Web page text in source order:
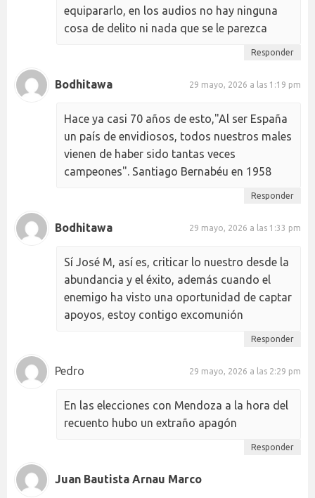
equipararlo, en los audios no hay ninguna
cosa de delito ni nada que se le parezca
Responder
Bodhitawa 29 mayo, 2026 a las 1:19 pm
Hace ya casi 70 años de esto,"Al ser España
un país de envidiosos, todos nuestros males
vienen de haber sido tantas veces
campeones". Santiago Bernabéu en 1958
Responder
Bodhitawa 29 mayo, 2026 a las 1:33 pm
Sí José M, así es, criticar lo nuestro desde la
abundancia y el éxito, además cuando el
enemigo ha visto una oportunidad de captar
apoyos, estoy contigo excomunión
Responder
Pedro 29 mayo, 2026 a las 2:29 pm
En las elecciones con Mendoza a la hora del
recuento hubo un extraño apagón
Responder
Juan Bautista Arnau Marco